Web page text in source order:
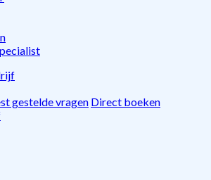
gestelde vragen Direct boeken